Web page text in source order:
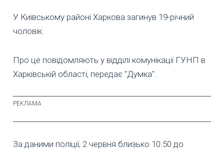
У Київському районі Харкова загинув 19-річний
чоловік.
Про це повідомляють у відділі комунікації ГУНП в
Харківській області, передає "Думка".
За даними поліції, 2 червня близько 10:50 до